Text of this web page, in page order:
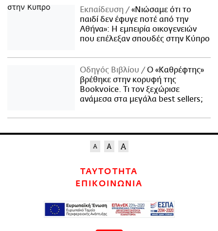
Εκπαίδευση
«Νιώσαμε ότι το
παιδί δεν έφυγε ποτέ από την
Αθήνα»: Η εμπειρία οικογενειών
που επέλεξαν σπουδές στην Κύπρο
Οδηγός Βιβλίου
Ο «Καθρέφτης»
βρέθηκε στην κορυφή της
Bookvoice. Τι τον ξεχώρισε
ανάμεσα στα μεγάλα best sellers;
ΤΑΥΤΟΤΗΤΑ
ΕΠΙΚΟΙΝΩΝΙΑ